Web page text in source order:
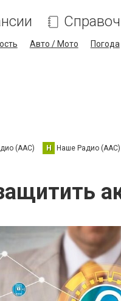
Авто / Мото Погода
(AAC) Н Наше Радио (AAC)